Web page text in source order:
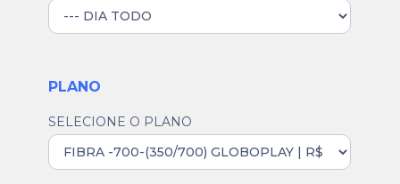
PLANO
SELECIONE O PLANO